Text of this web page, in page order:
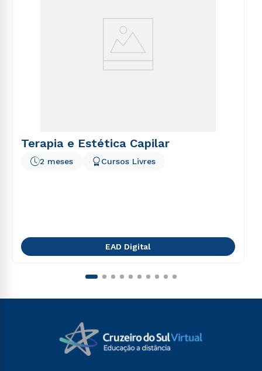
Terapia e Estética Capilar
2 meses Cursos Livres
EAD Digital